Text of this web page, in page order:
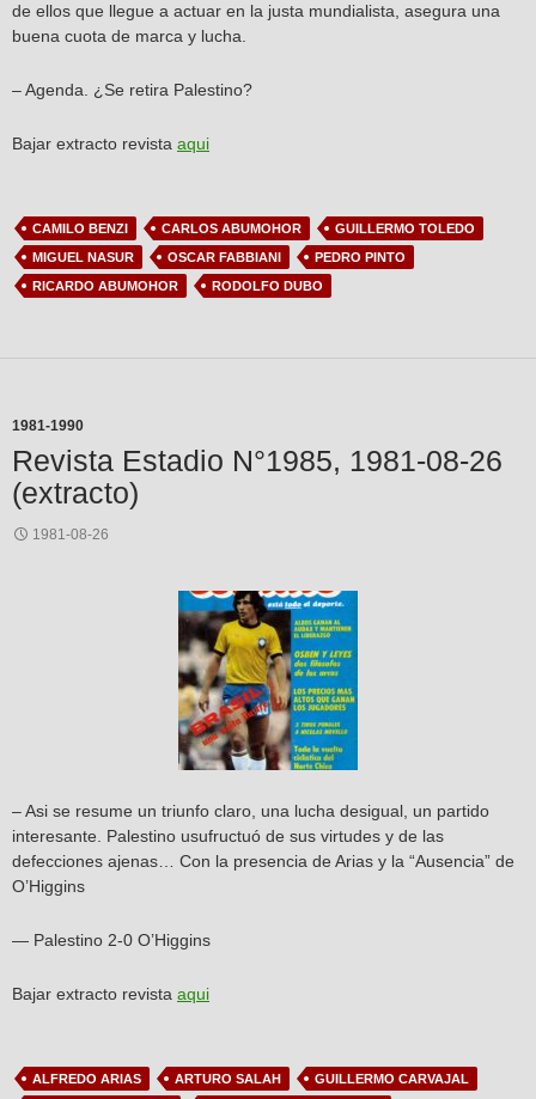
de ellos que llegue a actuar en la justa mundialista, asegura una
buena cuota de marca y lucha.
– Agenda. ¿Se retira Palestino?
Bajar extracto revista aqui
CAMILO BENZI CARLOS ABUMOHOR
GUILLERMO TOLEDO
MIGUEL NASUR
OSCAR FABBIANI
PEDRO PINTO
RICARDO ABUMOHOR
RODOLFO DUBO
1981-1990
Revista Estadio N°1985, 1981-08-26
(extracto)
1981-08-26
– Asi se resume un triunfo claro, una lucha desigual, un partido
interesante. Palestino usufructuó de sus virtudes y de las
defecciones ajenas… Con la presencia de Arias y la “Ausencia” de
O’Higgins
— Palestino 2-0 O’Higgins
Bajar extracto revista aqui
ALFREDO ARIAS ARTURO SALAH
GUILLERMO CARVAJAL